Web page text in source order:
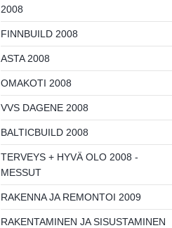
2008
FINNBUILD 2008
ASTA 2008
OMAKOTI 2008
VVS DAGENE 2008
BALTICBUILD 2008
TERVEYS + HYVÄ OLO 2008 -
MESSUT
RAKENNA JA REMONTOI 2009
RAKENTAMINEN JA SISUSTAMINEN